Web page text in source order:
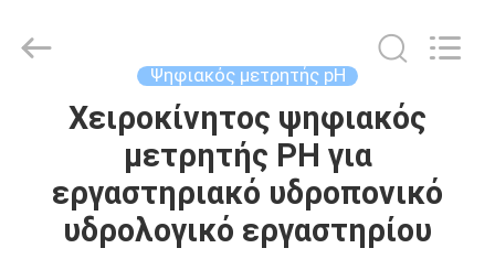
ΑΡΧΙΚΉ
ΠΡΟΪΌΝΤΑ
Technology
Ψηφιακός μετρητής pH
Χειροκίνητος ψηφιακός
μετρητής PH για
εργαστηριακό υδροπονικό
υδρολογικό εργαστηρίου